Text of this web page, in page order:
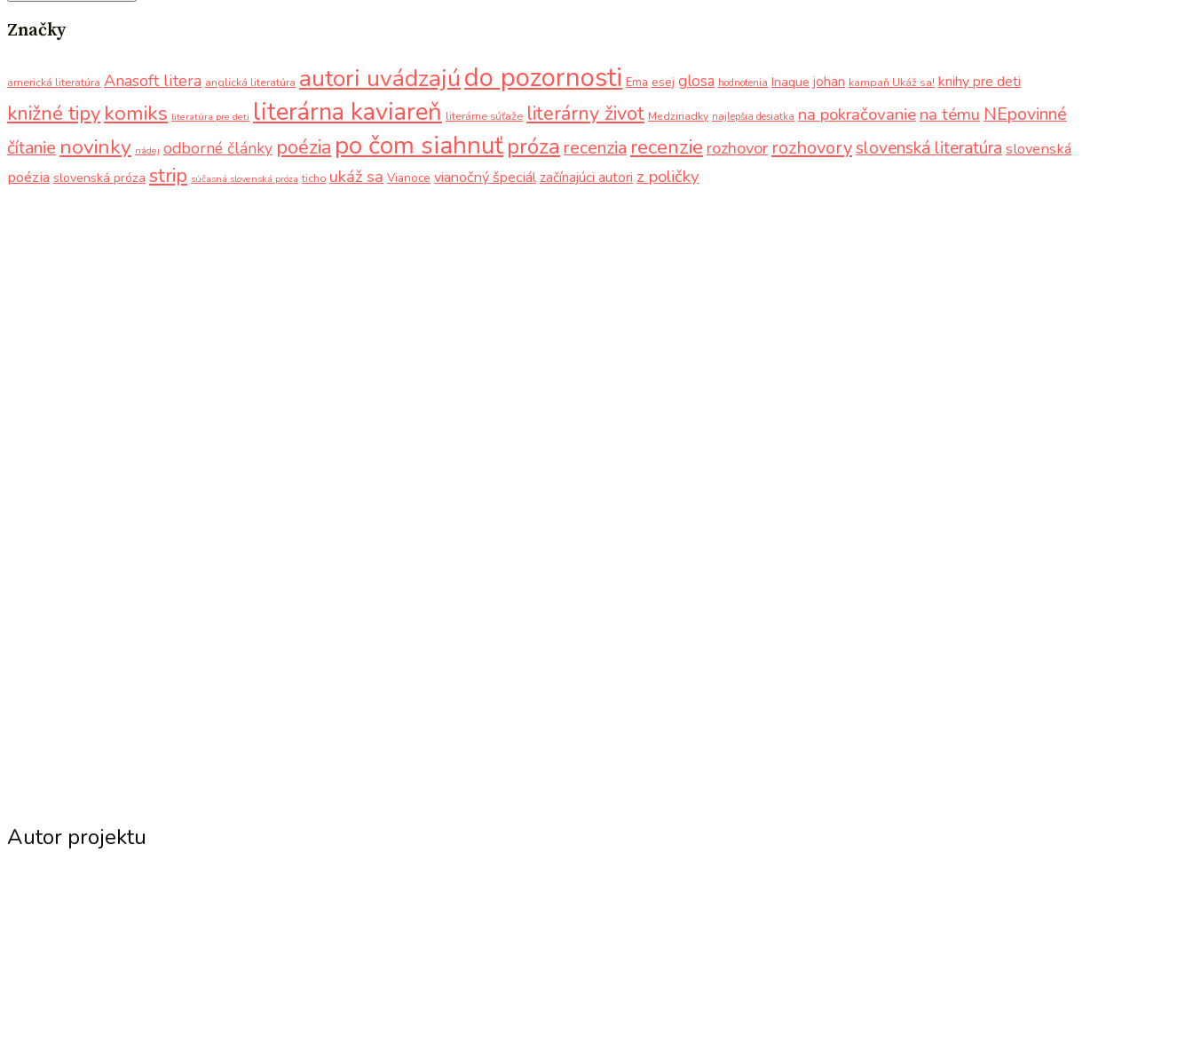
Značky
americká literatúra Anasoft litera anglická literatúra autori uvádzajúdo pozornosti Ema esej glosa hodnotenia Inaque johan kampaň Ukáž sa! knihy pre deti
knižné tipy komiks literatúra pre deti literárna kaviareň literárne súťaže literárny život Medziriadky najlepšia desiatka na pokračovaniena tému NEpovinné
čítanie novinky nádej odborné články poézia po čom siahnuťpróza recenzia recenzie rozhovor rozhovoryslovenská literatúra slovenská
poézia slovenská próza strip súčasná slovenská próza ticho ukáž sa Vianoce vianočný špeciál začínajúci autori z poličky
Autor projektu